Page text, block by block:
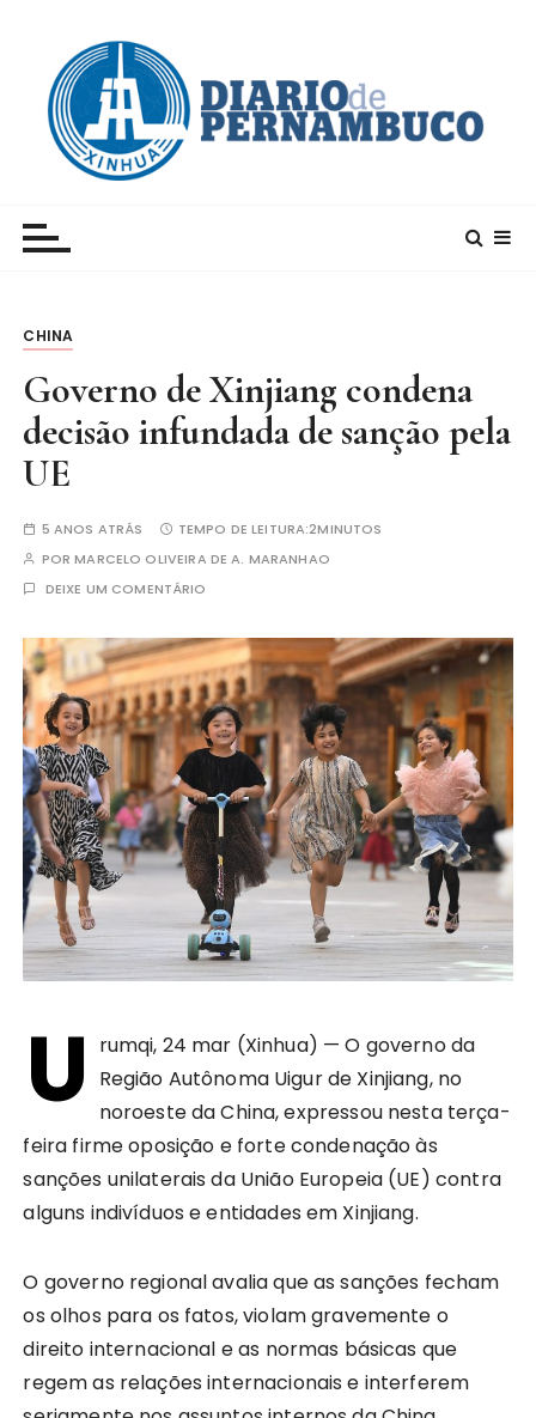
CHINA
Governo de Xinjiang condena
decisão infundada de sanção pela
UE
5 ANOS ATRÁS TEMPO DE LEITURA:2MINUTOS
PORMARCELO OLIVEIRA DE A. MARANHAO
DEIXE UM COMENTÁRIO
U
rumqi, 24 mar (Xinhua) — O governo da
Região Autônoma Uigur de Xinjiang, no
noroeste da China, expressou nesta terça-
feira firme oposição e forte condenação às
sanções unilaterais da União Europeia (UE) contra
alguns indivíduos e entidades em Xinjiang.
O governo regional avalia que as sanções fecham
os olhos para os fatos, violam gravemente o
direito internacional e as normas básicas que
regem as relações internacionais e interferem